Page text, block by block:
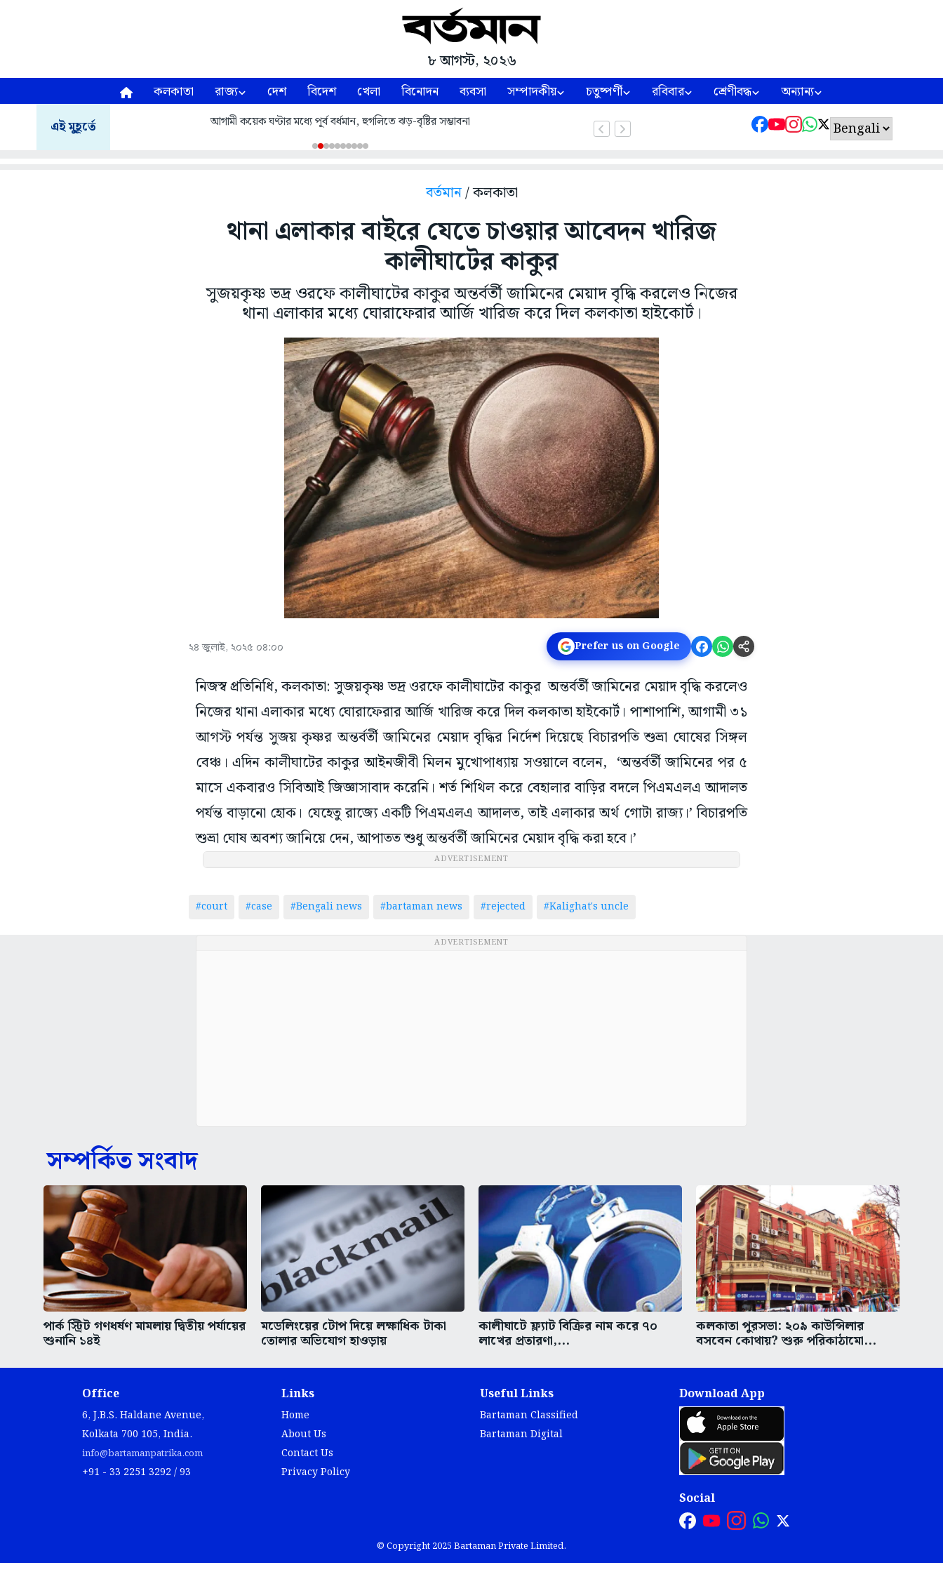
৮ আগস্ট, ২০২৬
কলকাতা রাজ্য দেশ বিদেশ খেলা বিনোদন ব্যবসা সম্পাদকীয় চতুষ্পর্ণী রবিবার শ্রেণীবদ্ধ অন্যান্য
এই মুহূর্তে আগামী কয়েক ঘণ্টার মধ্যে পূর্ব বর্ধমান, হুগলিতে ঝড়-বৃষ্টির সম্ভাবনা
বর্তমান/ কলকাতা
থানা এলাকার বাইরে যেতে চাওয়ার আবেদন খারিজ
কালীঘাটের কাকুর
সুজয়কৃষ্ণ ভদ্র ওরফে কালীঘাটের কাকুর অন্তর্বর্তী জামিনের মেয়াদ বৃদ্ধি করলেও নিজের
থানা এলাকার মধ্যে ঘোরাফেরার আর্জি খারিজ করে দিল কলকাতা হাইকোর্ট।
২৪ জুলাই, ২০২৫ ০৪:০০ Prefer us on Google
নিজস্ব প্রতিনিধি, কলকাতা: সুজয়কৃষ্ণ ভদ্র ওরফে কালীঘাটের কাকুর অন্তর্বর্তী জামিনের মেয়াদ বৃদ্ধি করলেও
নিজের থানা এলাকার মধ্যে ঘোরাফেরার আর্জি খারিজ করে দিল কলকাতা হাইকোর্ট। পাশাপাশি, আগামী ৩১
আগস্ট পর্যন্ত সুজয় কৃষ্ণর অন্তর্বর্তী জামিনের মেয়াদ বৃদ্ধির নির্দেশ দিয়েছে বিচারপতি শুভ্রা ঘোষের সিঙ্গল
বেঞ্চ। এদিন কালীঘাটের কাকুর আইনজীবী মিলন মুখোপাধ্যায় সওয়ালে বলেন, ‘অন্তর্বর্তী জামিনের পর ৫
মাসে একবারও সিবিআই জিজ্ঞাসাবাদ করেনি। শর্ত শিথিল করে বেহালার বাড়ির বদলে পিএমএলএ আদালত
পর্যন্ত বাড়ানো হোক। যেহেতু রাজ্যে একটি পিএমএলএ আদালত, তাই এলাকার অর্থ গোটা রাজ্য।’ বিচারপতি
শুভ্রা ঘোষ অবশ্য জানিয়ে দেন, আপাতত শুধু অন্তর্বর্তী জামিনের মেয়াদ বৃদ্ধি করা হবে।’
ADVERTISEMENT
#court #case #Bengali news #bartaman news #rejected #Kalighat's uncle
ADVERTISEMENT
সম্পর্কিত সংবাদ
পার্ক স্ট্রিট গণধর্ষণ মামলায় দ্বিতীয় পর্যায়ের
শুনানি ১৪ই
মডেলিংয়ের টোপ দিয়ে লক্ষাধিক টাকা
তোলার অভিযোগ হাওড়ায়
কালীঘাটে ফ্ল্যাট বিক্রির নাম করে ৭০
লাখের প্রতারণা,...
কলকাতা পুরসভা: ২০৯ কাউন্সিলার
বসবেন কোথায়? শুরু পরিকাঠামো...
Office
6, J.B.S. Haldane Avenue,
Kolkata 700 105, India.
info@bartamanpatrika.com
+91 - 33 2251 3292 / 93
Links
Home
About Us
Contact Us
Privacy Policy
Useful Links
Bartaman Classified
Bartaman Digital
Download App
Social
© Copyright 2025 Bartaman Private Limited.